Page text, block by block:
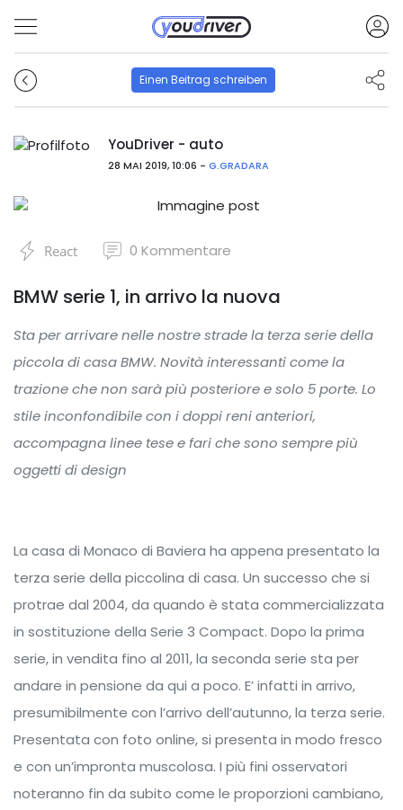
Einen Beitrag schreiben
YouDriver - auto
28 MAI 2019, 10:06 - G.GRADARA
React 0 Kommentare
BMW serie 1, in arrivo la nuova
Sta per arrivare nelle nostre strade la terza serie della
piccola di casa BMW. Novità interessanti come la
trazione che non sarà più posteriore e solo 5 porte. Lo
stile inconfondibile con i doppi reni anteriori,
accompagna linee tese e fari che sono sempre più
oggetti di design
La casa di Monaco di Baviera ha appena presentato la
terza serie della piccolina di casa. Un successo che si
protrae dal 2004, da quando è stata commercializzata
in sostituzione della Serie 3 Compact. Dopo la prima
serie, in vendita fino al 2011, la seconda serie sta per
andare in pensione da qui a poco. E’ infatti in arrivo,
presumibilmente con l’arrivo dell’autunno, la terza serie.
Presentata con foto online, si presenta in modo fresco
e con un’impronta muscolosa. I più fini osservatori
noteranno fin da subito come le proporzioni cambiano,